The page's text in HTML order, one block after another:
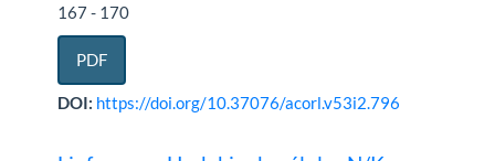
167 - 170
PDF
DOI: https://doi.org/10.37076/acorl.v53i2.796